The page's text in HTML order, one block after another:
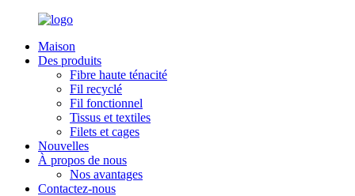
Maison
Des produits
Fibre haute ténacité
Fil recyclé
Fil fonctionnel
Tissus et textiles
Filets et cages
Nouvelles
À propos de nous
Nos avantages
Contactez-nous